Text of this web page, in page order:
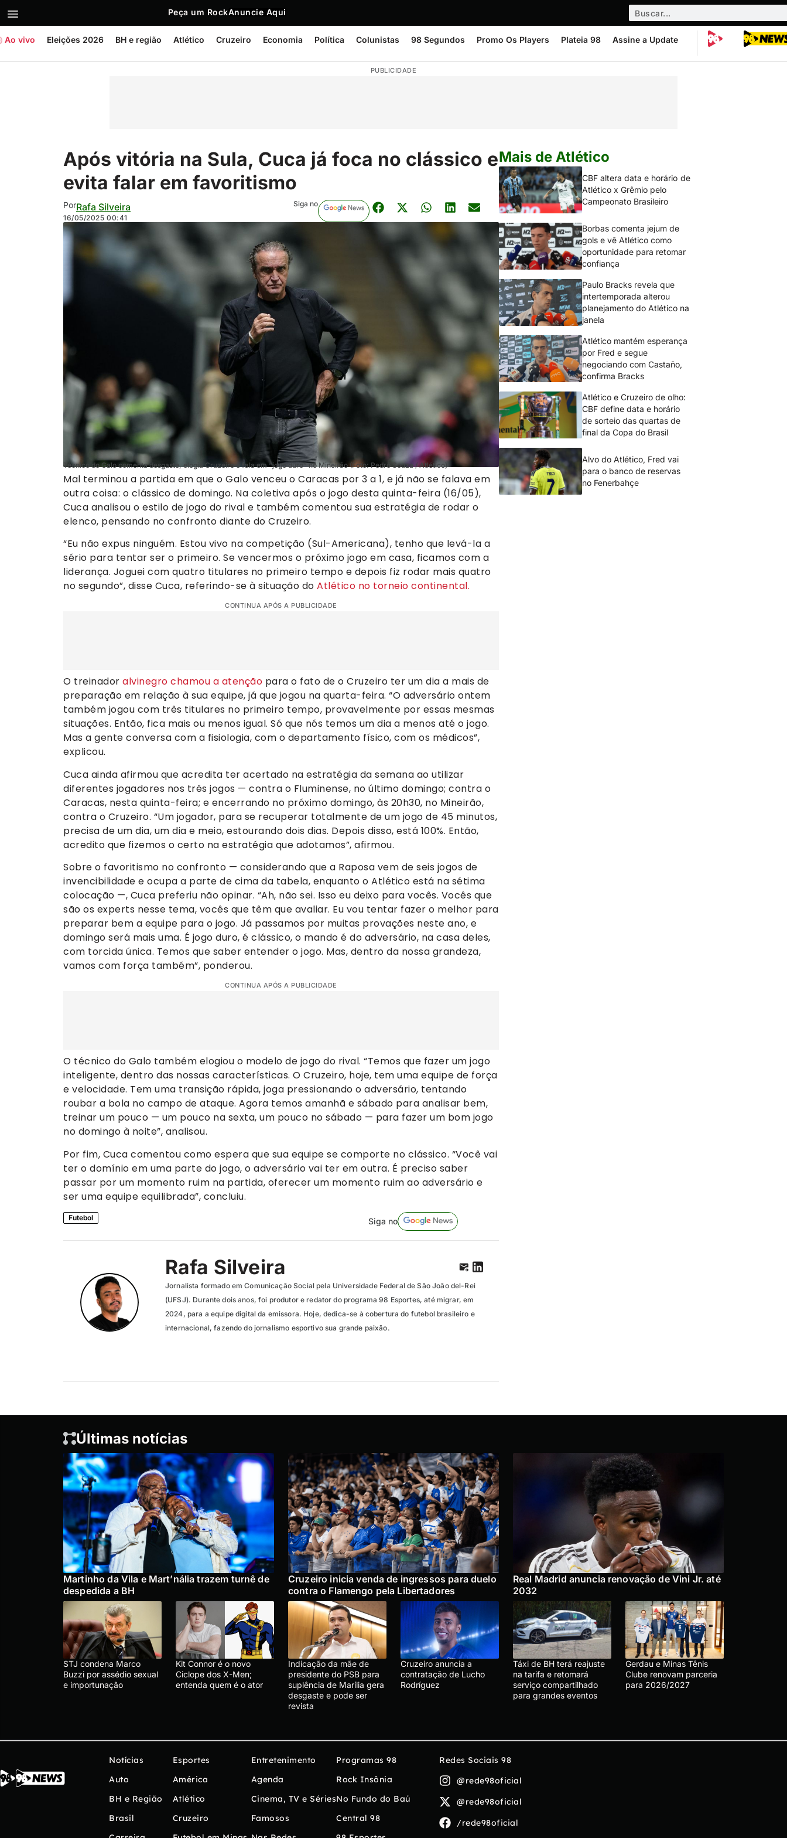
Peça um RockAnuncie Aqui
Ao vivo Eleições 2026 BH e região Atlético Cruzeiro Economia Política Colunistas 98 Segundos Promo Os Players Plateia 98 Assine a Update
PUBLICIDADE
Após vitória na Sula, Cuca já foca no clássico e
evita falar em favoritismo
PorRafa Silveira
16/05/2025 00:41
Siga no
Técnico do Galo comenta desgaste, elogia Cruzeiro e fala em “jogo duro” no Mineirão (Foto: Pedro Souza / Atlético)
Mal terminou a partida em que o Galo venceu o Caracas por 3 a 1, e já não se falava em
outra coisa: o clássico de domingo. Na coletiva após o jogo desta quinta-feira (16/05),
Cuca analisou o estilo de jogo do rival e também comentou sua estratégia de rodar o
elenco, pensando no confronto diante do Cruzeiro.
“Eu não expus ninguém. Estou vivo na competição (Sul-Americana), tenho que levá-la a
sério para tentar ser o primeiro. Se vencermos o próximo jogo em casa, ficamos com a
liderança. Joguei com quatro titulares no primeiro tempo e depois fiz rodar mais quatro
no segundo”, disse Cuca, referindo-se à situação do Atlético no torneio continental.
CONTINUA APÓS A PUBLICIDADE
O treinador alvinegro chamou a atenção para o fato de o Cruzeiro ter um dia a mais de
preparação em relação à sua equipe, já que jogou na quarta-feira. “O adversário ontem
também jogou com três titulares no primeiro tempo, provavelmente por essas mesmas
situações. Então, fica mais ou menos igual. Só que nós temos um dia a menos até o jogo.
Mas a gente conversa com a fisiologia, com o departamento físico, com os médicos”,
explicou.
Cuca ainda afirmou que acredita ter acertado na estratégia da semana ao utilizar
diferentes jogadores nos três jogos — contra o Fluminense, no último domingo; contra o
Caracas, nesta quinta-feira; e encerrando no próximo domingo, às 20h30, no Mineirão,
contra o Cruzeiro. “Um jogador, para se recuperar totalmente de um jogo de 45 minutos,
precisa de um dia, um dia e meio, estourando dois dias. Depois disso, está 100%. Então,
acredito que fizemos o certo na estratégia que adotamos”, afirmou.
Sobre o favoritismo no confronto — considerando que a Raposa vem de seis jogos de
invencibilidade e ocupa a parte de cima da tabela, enquanto o Atlético está na sétima
colocação —, Cuca preferiu não opinar. “Ah, não sei. Isso eu deixo para vocês. Vocês que
são os experts nesse tema, vocês que têm que avaliar. Eu vou tentar fazer o melhor para
preparar bem a equipe para o jogo. Já passamos por muitas provações neste ano, e
domingo será mais uma. É jogo duro, é clássico, o mando é do adversário, na casa deles,
com torcida única. Temos que saber entender o jogo. Mas, dentro da nossa grandeza,
vamos com força também”, ponderou.
CONTINUA APÓS A PUBLICIDADE
O técnico do Galo também elogiou o modelo de jogo do rival. “Temos que fazer um jogo
inteligente, dentro das nossas características. O Cruzeiro, hoje, tem uma equipe de força
e velocidade. Tem uma transição rápida, joga pressionando o adversário, tentando
roubar a bola no campo de ataque. Agora temos amanhã e sábado para analisar bem,
treinar um pouco — um pouco na sexta, um pouco no sábado — para fazer um bom jogo
no domingo à noite”, analisou.
Por fim, Cuca comentou como espera que sua equipe se comporte no clássico. “Você vai
ter o domínio em uma parte do jogo, o adversário vai ter em outra. É preciso saber
passar por um momento ruim na partida, oferecer um momento ruim ao adversário e
ser uma equipe equilibrada”, concluiu.
Futebol Siga no
Rafa Silveira
Jornalista formado em Comunicação Social pela Universidade Federal de São João del-Rei
(UFSJ). Durante dois anos, foi produtor e redator do programa 98 Esportes, até migrar, em
2024, para a equipe digital da emissora. Hoje, dedica-se à cobertura do futebol brasileiro e
internacional, fazendo do jornalismo esportivo sua grande paixão.
Mais de Atlético
CBF altera data e horário de
Atlético x Grêmio pelo
Campeonato Brasileiro
Borbas comenta jejum de
gols e vê Atlético como
oportunidade para retomar
confiança
Paulo Bracks revela que
intertemporada alterou
planejamento do Atlético na
janela
Atlético mantém esperança
por Fred e segue
negociando com Castaño,
confirma Bracks
Atlético e Cruzeiro de olho:
CBF define data e horário
de sorteio das quartas de
final da Copa do Brasil
Alvo do Atlético, Fred vai
para o banco de reservas
no Fenerbahçe
Últimas notícias
Martinho da Vila e Mart’nália trazem turnê de
despedida a BH
Cruzeiro inicia venda de ingressos para duelo
contra o Flamengo pela Libertadores
Real Madrid anuncia renovação de Vini Jr. até
2032
STJ condena Marco
Buzzi por assédio sexual
e importunação
Kit Connor é o novo
Ciclope dos X-Men;
entenda quem é o ator
Indicação da mãe de
presidente do PSB para
suplência de Marília gera
desgaste e pode ser
revista
Cruzeiro anuncia a
contratação de Lucho
Rodríguez
Táxi de BH terá reajuste
na tarifa e retomará
serviço compartilhado
para grandes eventos
Gerdau e Minas Tênis
Clube renovam parceria
para 2026/2027
Notícias
Auto
BH e Região
Brasil
Esportes
América
Atlético
Cruzeiro
Entretenimento
Agenda
Cinema, TV e Séries
Famosos
Programas 98
Rock Insônia
No Fundo do Baú
Central 98
Redes Sociais 98
@rede98oficial
@rede98oficial
/rede98oficial